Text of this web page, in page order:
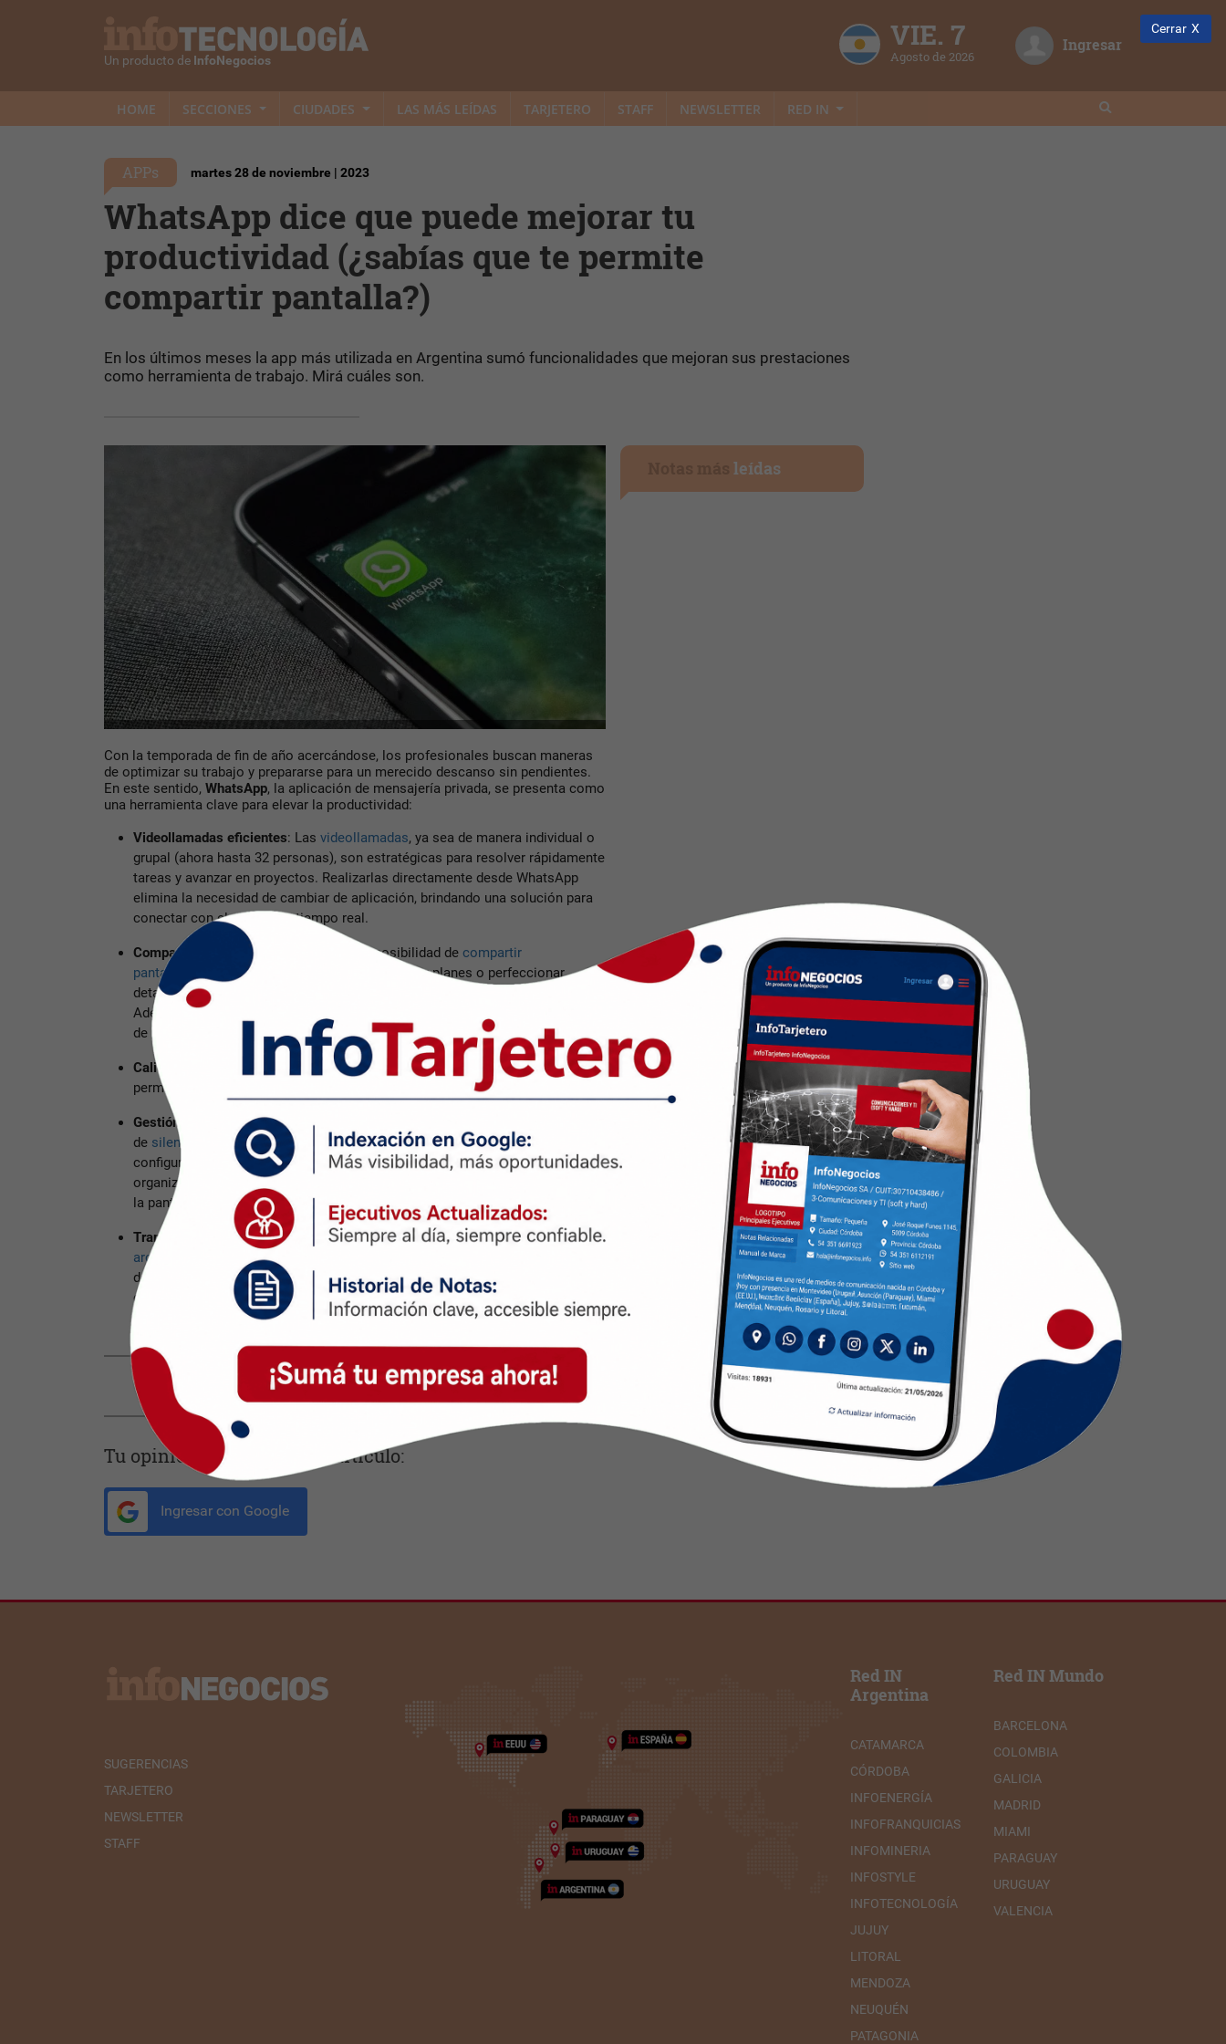
Un producto de InfoNegocios
VIE. 7
Agosto de 2026
Ingresar
HOME SECCIONES CIUDADES LAS MÁS LEÍDAS TARJETERO STAFF NEWSLETTER RED IN
APPs martes 28 de noviembre | 2023
WhatsApp dice que puede mejorar tu
productividad (¿sabías que te permite
compartir pantalla?)
En los últimos meses la app más utilizada en Argentina sumó funcionalidades que mejoran sus prestaciones
como herramienta de trabajo. Mirá cuáles son.
Con la temporada de fin de año acercándose, los profesionales buscan maneras
de optimizar su trabajo y prepararse para un merecido descanso sin pendientes.
En este sentido, WhatsApp, la aplicación de mensajería privada, se presenta como
una herramienta clave para elevar la productividad:
Videollamadas eficientes: Las videollamadas, ya sea de manera individual o
grupal (ahora hasta 32 personas), son estratégicas para resolver rápidamente
tareas y avanzar en proyectos. Realizarlas directamente desde WhatsApp
elimina la necesidad de cambiar de aplicación, brindando una solución para
conectar con el equipo en tiempo real.
Compartir pantalla de forma segura La posibilidad de compartir
pantalla
permite mostrar presentaciones, revisar planes o perfeccionar
detalles de documentos, facilitando la colaboración sin complicaciones.
Además, el cifrado de extremo a extremo de
de las interacciones y documentos compartidos.
Calidad visual impresionante La reciente función de alta definición (HD)
permite compartir fotografías y videos sin comprometer su calidad.
Gestión de notificaciones y archivado de chats
de silenciar notificacionesen chats individuales o grupales, permitiendo
configurar la duración del silencio. Asimismo, la función de "archivar chat"
organiza conversaciones en una carpeta separada, evitando notificaciones en
la pantalla principal y facilitando una mejor organización.
Transferencia de documentos eficiente:WhatsAppahora permite elenvío de
archivos de hasta 2GB, simplificando la colaboración y la transferencia de
documentos pesados. Esta funcionalidad facilita el flujo de trabajo
colaborativo, asegurando la entrega oportuna de documentos en diversos
Compartir con tus amigos de
Tu opinión enriquece este artículo:
Ingresar con Google
leídas
SUGERENCIAS
TARJETERO
NEWSLETTER
STAFF
Red IN
Argentina
CATAMARCA
CÓRDOBA
INFOENERGÍA
INFOFRANQUICIAS
INFOMINERIA
INFOSTYLE
INFOTECNOLOGÍA
JUJUY
LITORAL
MENDOZA
NEUQUÉN
PATAGONIA
Red IN Mundo
BARCELONA
COLOMBIA
GALICIA
MADRID
MIAMI
PARAGUAY
URUGUAY
VALENCIA
Cerrar